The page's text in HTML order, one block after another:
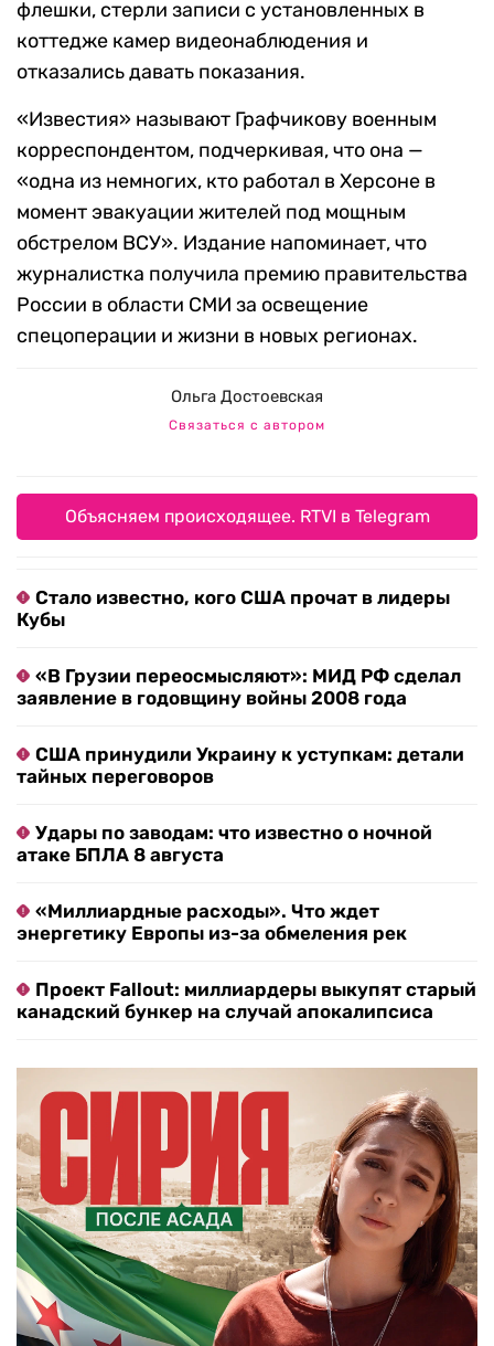
флешки, стерли записи с установленных в
коттедже камер видеонаблюдения и
отказались давать показания.
«Известия» называют Графчикову военным
корреспондентом, подчеркивая, что она —
«одна из немногих, кто работал в Херсоне в
момент эвакуации жителей под мощным
обстрелом ВСУ». Издание напоминает, что
журналистка получила премию правительства
России в области СМИ за освещение
спецоперации и жизни в новых регионах.
Ольга Достоевская
Связаться с автором
Объясняем происходящее. RTVI в Telegram
Стало известно, кого США прочат в лидеры
Кубы
«В Грузии переосмысляют»: МИД РФ сделал
заявление в годовщину войны 2008 года
США принудили Украину к уступкам: детали
тайных переговоров
Удары по заводам: что известно о ночной
атаке БПЛА 8 августа
«Миллиардные расходы». Что ждет
энергетику Европы из-за обмеления рек
Проект Fallout: миллиардеры выкупят старый
канадский бункер на случай апокалипсиса